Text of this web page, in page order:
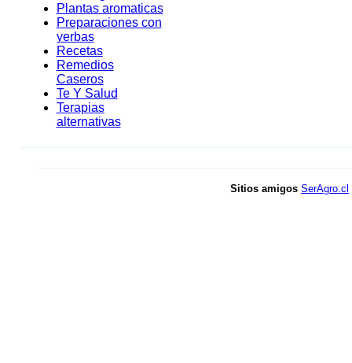
Plantas aromaticas
Preparaciones con
yerbas
Recetas
Remedios
Caseros
Te Y Salud
Terapias
alternativas
Sitios amigos SerAgro.cl